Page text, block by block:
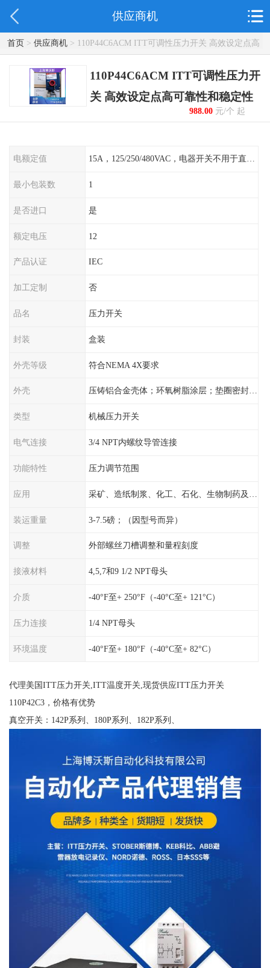
供应商机
首页> 供应商机> 110P44C6ACM ITT可调性压力开关 高效设定点高
可靠性和稳定性
110P44C6ACM ITT可调性压力开
关 高效设定点高可靠性和稳定性
988.00元/个 起
电额定值
最小包装数 1
是否进口 是
额定电压 12
产品认证 IEC
加工定制 否
品名 压力开关
封装 盒装
外壳等级 符合NEMA 4X要求
外壳 压铸铝合金壳体；环氧树脂涂层；垫圈密封；卡紧螺丝
类型 机械压力开关
电气连接 3/4 NPT内螺纹导管连接
功能特性 压力调节范围
应用
装运重量 3-7.5磅；（因型号而异）
调整 外部螺丝刀槽调整和量程刻度
接液材料 4,5,7和9 1/2 NPT母头
介质 -40°F至+ 250°F（-40°C至+ 121°C）
压力连接 1/4 NPT母头
环境温度 -40°F至+ 180°F（-40°C至+ 82°C）
代理美国ITT压力开关,ITT温度开关,现货供应ITT压力开关
110P42C3，价格有优势
真空开关：142P系列、180P系列、182P系列、